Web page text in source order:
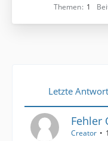
Themen 1
Letzte Antwort
Fehler
Creator